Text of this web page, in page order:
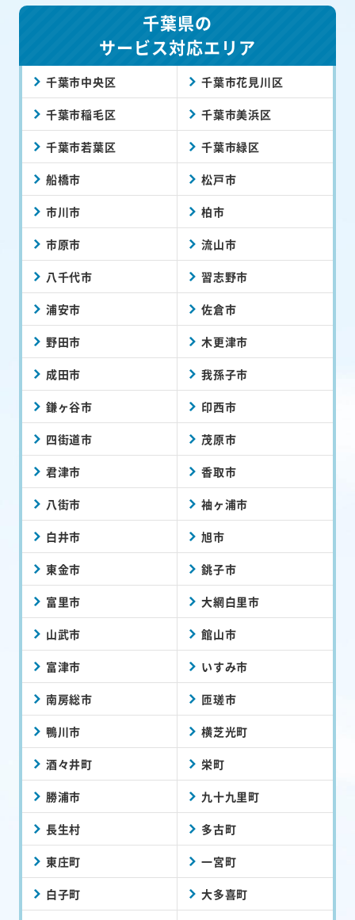
千葉県の
サービス対応エリア
千葉市中央区 千葉市花見川区
千葉市稲毛区 千葉市美浜区
千葉市若葉区 千葉市緑区
船橋市 松戸市
市川市 柏市
市原市 流山市
八千代市 習志野市
浦安市 佐倉市
野田市 木更津市
成田市 我孫子市
鎌ヶ谷市 印西市
四街道市 茂原市
君津市 香取市
八街市 袖ヶ浦市
白井市 旭市
東金市 銚子市
富里市 大網白里市
山武市 館山市
富津市 いすみ市
南房総市 匝瑳市
鴨川市 横芝光町
酒々井町 栄町
勝浦市 九十九里町
長生村 多古町
東庄町 一宮町
白子町 大多喜町